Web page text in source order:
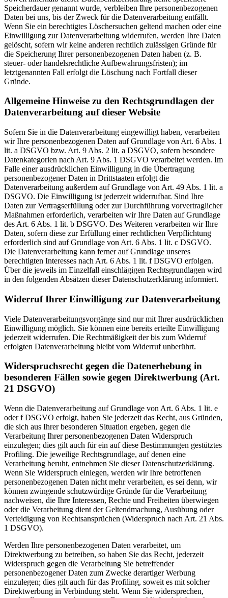
Speicherdauer genannt wurde, verbleiben Ihre personenbezogenen
Daten bei uns, bis der Zweck für die Datenverarbeitung entfällt.
Wenn Sie ein berechtigtes Löschersuchen geltend machen oder eine
Einwilligung zur Datenverarbeitung widerrufen, werden Ihre Daten
gelöscht, sofern wir keine anderen rechtlich zulässigen Gründe für
die Speicherung Ihrer personenbezogenen Daten haben (z. B.
steuer- oder handelsrechtliche Aufbewahrungsfristen); im
letztgenannten Fall erfolgt die Löschung nach Fortfall dieser
Gründe.
Allgemeine Hinweise zu den Rechtsgrundlagen der
Datenverarbeitung auf dieser Website
Sofern Sie in die Datenverarbeitung eingewilligt haben, verarbeiten
wir Ihre personenbezogenen Daten auf Grundlage von Art. 6 Abs. 1
lit. a DSGVO bzw. Art. 9 Abs. 2 lit. a DSGVO, sofern besondere
Datenkategorien nach Art. 9 Abs. 1 DSGVO verarbeitet werden. Im
Falle einer ausdrücklichen Einwilligung in die Übertragung
personenbezogener Daten in Drittstaaten erfolgt die
Datenverarbeitung außerdem auf Grundlage von Art. 49 Abs. 1 lit. a
DSGVO. Die Einwilligung ist jederzeit widerrufbar. Sind Ihre
Daten zur Vertragserfüllung oder zur Durchführung vorvertraglicher
Maßnahmen erforderlich, verarbeiten wir Ihre Daten auf Grundlage
des Art. 6 Abs. 1 lit. b DSGVO. Des Weiteren verarbeiten wir Ihre
Daten, sofern diese zur Erfüllung einer rechtlichen Verpflichtung
erforderlich sind auf Grundlage von Art. 6 Abs. 1 lit. c DSGVO.
Die Datenverarbeitung kann ferner auf Grundlage unseres
berechtigten Interesses nach Art. 6 Abs. 1 lit. f DSGVO erfolgen.
Über die jeweils im Einzelfall einschlägigen Rechtsgrundlagen wird
in den folgenden Absätzen dieser Datenschutzerklärung informiert.
Widerruf Ihrer Einwilligung zur Datenverarbeitung
Viele Datenverarbeitungsvorgänge sind nur mit Ihrer ausdrücklichen
Einwilligung möglich. Sie können eine bereits erteilte Einwilligung
jederzeit widerrufen. Die Rechtmäßigkeit der bis zum Widerruf
erfolgten Datenverarbeitung bleibt vom Widerruf unberührt.
Widerspruchsrecht gegen die Datenerhebung in
besonderen Fällen sowie gegen Direktwerbung (Art.
21 DSGVO)
Wenn die Datenverarbeitung auf Grundlage von Art. 6 Abs. 1 lit. e
oder f DSGVO erfolgt, haben Sie jederzeit das Recht, aus Gründen,
die sich aus Ihrer besonderen Situation ergeben, gegen die
Verarbeitung Ihrer personenbezogenen Daten Widerspruch
einzulegen; dies gilt auch für ein auf diese Bestimmungen gestütztes
Profiling. Die jeweilige Rechtsgrundlage, auf denen eine
Verarbeitung beruht, entnehmen Sie dieser Datenschutzerklärung.
Wenn Sie Widerspruch einlegen, werden wir Ihre betroffenen
personenbezogenen Daten nicht mehr verarbeiten, es sei denn, wir
können zwingende schutzwürdige Gründe für die Verarbeitung
nachweisen, die Ihre Interessen, Rechte und Freiheiten überwiegen
oder die Verarbeitung dient der Geltendmachung, Ausübung oder
Verteidigung von Rechtsansprüchen (Widerspruch nach Art. 21 Abs.
1 DSGVO).
Werden Ihre personenbezogenen Daten verarbeitet, um
Direktwerbung zu betreiben, so haben Sie das Recht, jederzeit
Widerspruch gegen die Verarbeitung Sie betreffender
personenbezogener Daten zum Zwecke derartiger Werbung
einzulegen; dies gilt auch für das Profiling, soweit es mit solcher
Direktwerbung in Verbindung steht. Wenn Sie widersprechen,